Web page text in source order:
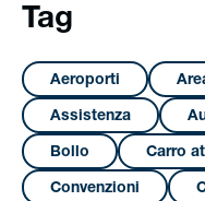
Tag
Aeroporti
Assistenza
Bollo Carro
Convenzioni